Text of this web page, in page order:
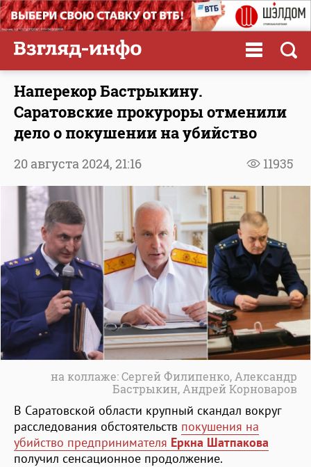
Наперекор Бастрыкину.
Саратовские прокуроры отменили
дело о покушении на убийство
11935
20 августа 2024, 21:16
на коллаже: Сергей Филипенко, Александр
Бастрыкин, Андрей Корноваров
В Саратовской области крупный скандал вокруг
расследования обстоятельств покушения на
убийство предпринимателя Еркна Шатпакова
получил сенсационное продолжение.